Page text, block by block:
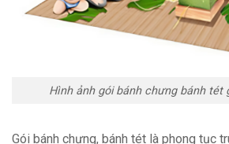
Hình ảnh gói bánh chưng bánh tét
Gói bánh chưng, bánh tét là phong tục